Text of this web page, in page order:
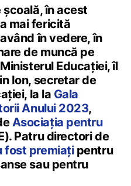
în acest
mai fericită
în vedere, în
de muncă pe
Educației, îl
Ion, secretar de
la la Gala
Anului 2023,
Asociația pentru
Patru directori de
fost premiațipentru
sau pentru